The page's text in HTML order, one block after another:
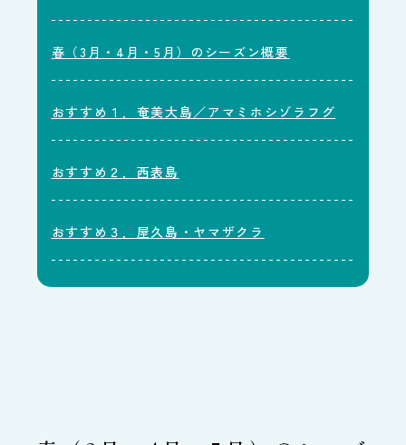
春（3月・4月・5月）のシーズン概要
おすすめ１．奄美大島／アマミホシゾラフグ
おすすめ２．西表島
おすすめ３．屋久島・ヤマザクラ